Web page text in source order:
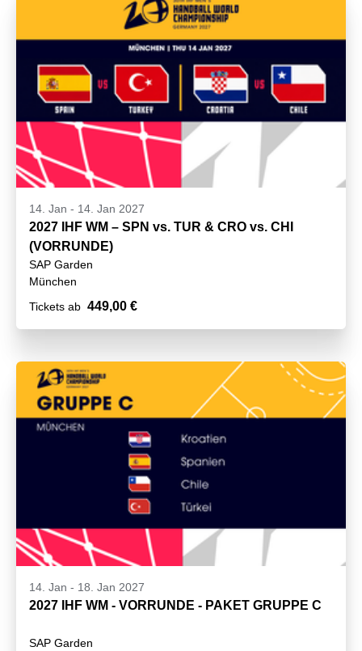
14. Jan - 14. Jan 2027
2027 IHF WM – SPN vs. TUR & CRO vs. CHI
(VORRUNDE)
SAP Garden
München
Tickets ab 449,00 €
14. Jan - 18. Jan 2027
2027 IHF WM - VORRUNDE - PAKET GRUPPE C
SAP Garden